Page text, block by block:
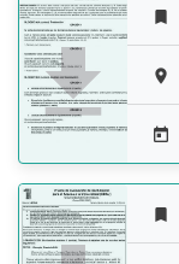




